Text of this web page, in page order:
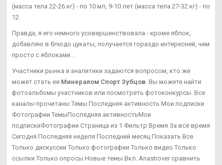
(масса тела 22-26 кг) - по 10 мл, 9-10 лет (масса тела 27-32 кг) - по
12.
Правда, я его немного усовершенствовала - кроме яблок,
добавляю в блюдо цукаты, получается гораздо интересней, чем
просто с яблоками...
Участники рынка и аналитики задаются вопросом, кто же
может стать ее Минералом Спорт Зубцов. Вы можете найти
фотоальбомы участников или посмотреть фотоконкурсы. Все
каналы прочитаны Темы Последняя активность Мои подписки
Фотографии ТемыПоследняя активностьМои
подпискиФотографии Страница из 1 Фильтр Время За всё время
Сегодня Последняя неделя Последний месяц Показать Все
Только дискуссии Только фотографии Только видео Только
ссылки Только опросы Новые темы Вкл. Anastrover сравнить